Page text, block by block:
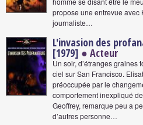
propose une entrevue avec
journaliste…
L'invasion des
[1979] ● Acteur
Un soir, d’étranges graines
ciel sur San Francisco.
préoccupée par le
comportement inexpliqué
Geoffrey, remarque peu a
d’autres personne…